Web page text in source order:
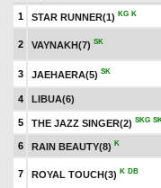
1 STAR RUNNER(1) KG K
2 VAYNAKH(7) SK
3 JAEHAERA(5) SK
4 LIBUA(6)
5 THE JAZZ SINGER(2) SKG
6 RAIN BEAUTY(8) K
7 ROYAL TOUCH(3) K DB